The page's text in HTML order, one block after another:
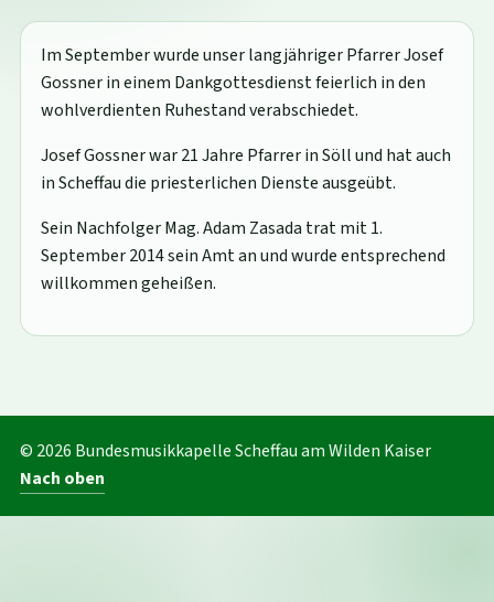
Im September wurde unser langjähriger Pfarrer Josef
Gossner in einem Dankgottesdienst feierlich in den
wohlverdienten Ruhestand verabschiedet.
Josef Gossner war 21 Jahre Pfarrer in Söll und hat auch
in Scheffau die priesterlichen Dienste ausgeübt.
Sein Nachfolger Mag. Adam Zasada trat mit 1.
September 2014 sein Amt an und wurde entsprechend
willkommen geheißen.
© 2026 Bundesmusikkapelle Scheffau am Wilden Kaiser
Nach oben